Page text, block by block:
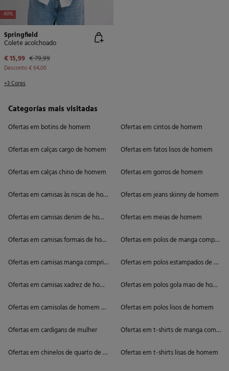
-80%
Springfield
Colete acolchoado
€ 15,99 € 79,99
Desconto€ 64,00
+3 Cores
Categorías mais visitadas
Ofertas em botins de homem
Ofertas em calças cargo de homem
Ofertas em calças chino de homem
Ofertas em camisas às riscas de homem
Ofertas em camisas denim de homem
Ofertas em camisas formais de homem
Ofertas em camisas manga comprida de homem
Ofertas em camisas xadrez de homem
Ofertas em camisolas de homem de gola alta
Ofertas em cardigans de mulher
Ofertas em chinelos de quarto de homem
Ofertas em cintos de homem
Ofertas em fatos lisos de homem
Ofertas em gorros de homem
Ofertas em jeans skinny de homem
Ofertas em meias de homem
Ofertas em polos de manga comprida
Ofertas em polos estampados de
Ofertas em polos gola mao de homem
Ofertas em polos lisos de homem
Ofertas em t-shirts de manga
Ofertas em t-shirts lisas de homem